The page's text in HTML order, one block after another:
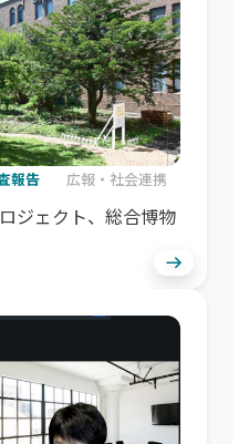
報告 広報・社会連携
ジェクト、総合博物